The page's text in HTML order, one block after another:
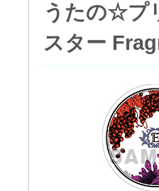
うたの☆プ
スター